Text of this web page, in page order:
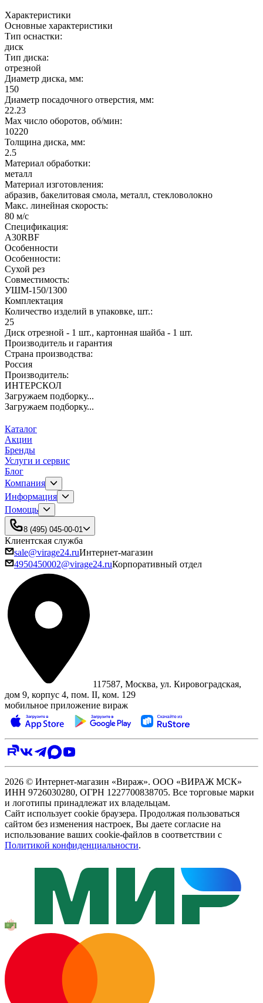
Характеристики
Основные характеристики
Тип оснастки:
диск
Тип диска:
отрезной
Диаметр диска, мм:
150
Диаметр посадочного отверстия, мм:
22.23
Max число оборотов, об/мин:
10220
Толщина диска, мм:
2.5
Материал обработки:
металл
Материал изготовления:
абразив, бакелитовая смола, металл, стекловолокно
Макс. линейная скорость:
80 м/с
Спецификация:
A30RBF
Особенности
Особенности:
Сухой рез
Совместимость:
УШМ-150/1300
Комплектация
Количество изделий в упаковке, шт.:
25
Диск отрезной - 1 шт., картонная шайба - 1 шт.
Производитель и гарантия
Страна производства:
Россия
Производитель:
ИНТЕРСКОЛ
Загружаем подборку...
Загружаем подборку...
Каталог
Акции
Бренды
Услуги и сервис
Блог
Компания
Информация
Помощь
8 (495) 045-00-01
Клиентская служба
sale@virage24.ruИнтернет-магазин
4950450002@virage24.ruКорпоративный отдел
117587, Москва, ул. Кировоградская,
дом 9, корпус 4, пом. II, ком. 129
мобильное приложение вираж
2026 © Интернет-магазин «Вираж». ООО «ВИРАЖ МСК»
ИНН 9726030280, ОГРН 1227700838705. Все торговые марки
и логотипы принадлежат их владельцам.
Сайт использует cookie браузера. Продолжая пользоваться
сайтом без изменения настроек, Вы даете согласие на
использование ваших cookie-файлов в соответствии с
Политикой конфиденциальности.